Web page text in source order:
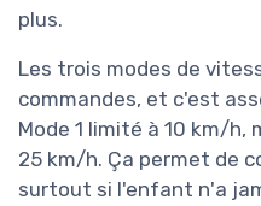
plus.
Les trois modes de
commandes, et c'est
Mode 1 limité à 10 km/h,
25 km/h. Ça permet de
surtout si l'enfant n'a